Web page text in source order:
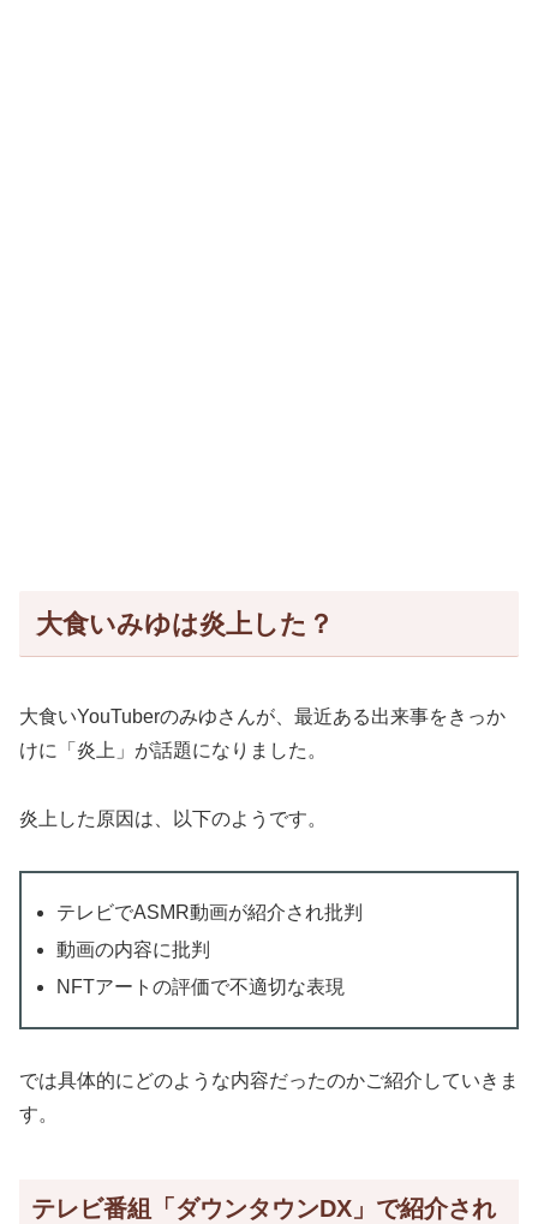
大食いみゆは炎上した？
大食いYouTuberのみゆさんが、最近ある出来事をきっか
けに「炎上」が話題になりました。
炎上した原因は、以下のようです。
テレビでASMR動画が紹介され批判
動画の内容に批判
NFTアートの評価で不適切な表現
では具体的にどのような内容だったのかご紹介していきま
す。
テレビ番組「ダウンタウンDX」で紹介され